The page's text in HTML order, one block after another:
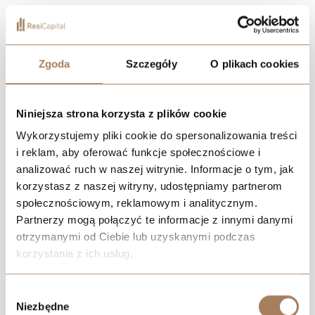
Zgoda Szczegóły O plikach cookies
Niniejsza strona korzysta z plików cookie
Wykorzystujemy pliki cookie do spersonalizowania treści
i reklam, aby oferować funkcje społecznościowe i
analizować ruch w naszej witrynie. Informacje o tym, jak
korzystasz z naszej witryny, udostępniamy partnerom
społecznościowym, reklamowym i analitycznym.
Partnerzy mogą połączyć te informacje z innymi danymi
otrzymanymi od Ciebie lub uzyskanymi podczas
korzystania z ich usług.
process your information.
zgody
Niezbędne
Łódź, restoring the former glory of the old cotton factory
grounds on al. Marszałka Józefa Piłsudskiego.
FIND AN APARTMENT
CONTACT AN ADVISOR